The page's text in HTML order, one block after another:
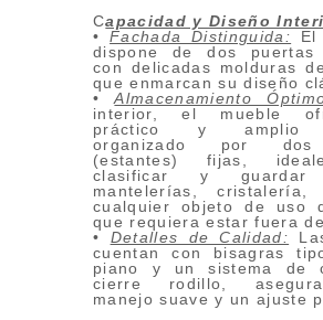
Capacidad y Diseño
•Fachada Distinguida: El
dispone de dos puertas
con delicadas molduras
que enmarcan su diseño
•Almacenamiento
interior, el mueble
práctico y amplio
organizado por dos
(estantes) fijas,
clasificar y guardar
mantelerías,
cualquier objeto de uso
que requiera estar fuera
• Detalles de Calidad:
cuentan con bisagras
piano y un sistema de
cierre rodillo,
manejo suave y un ajuste